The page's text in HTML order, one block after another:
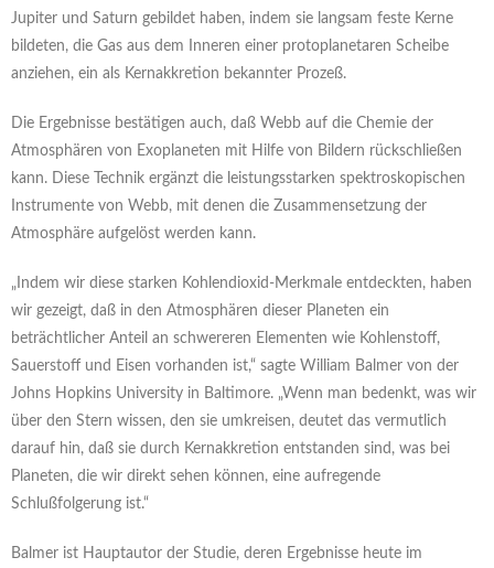
Jupiter und Saturn gebildet haben, indem sie langsam feste Kerne
bildeten, die Gas aus dem Inneren einer protoplanetaren Scheibe
anziehen, ein als Kernakkretion bekannter Prozeß.
Die Ergebnisse bestätigen auch, daß Webb auf die Chemie der
Atmosphären von Exoplaneten mit Hilfe von Bildern rückschließen
kann. Diese Technik ergänzt die leistungsstarken spektroskopischen
Instrumente von Webb, mit denen die Zusammensetzung der
Atmosphäre aufgelöst werden kann.
„Indem wir diese starken Kohlendioxid-Merkmale entdeckten, haben
wir gezeigt, daß in den Atmosphären dieser Planeten ein
beträchtlicher Anteil an schwereren Elementen wie Kohlenstoff,
Sauerstoff und Eisen vorhanden ist,“ sagte William Balmer von der
Johns Hopkins University in Baltimore. „Wenn man bedenkt, was wir
über den Stern wissen, den sie umkreisen, deutet das vermutlich
darauf hin, daß sie durch Kernakkretion entstanden sind, was bei
Planeten, die wir direkt sehen können, eine aufregende
Schlußfolgerung ist.“
Balmer ist Hauptautor der Studie, deren Ergebnisse heute im